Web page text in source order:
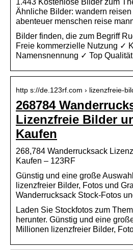
1.443 Kostenlose Bilder zum
Ähnliche Bilder: wandern
abenteuer menschen reise
Bilder finden, die zum Begriff
Freie kommerzielle Nutzung ✓
Namensnennung ✓ Top Qualität
http s://de.123rf.com › lizenzfreie-
268784
Lizenzfreie Bilder
Kaufen
268,784 Wanderrucksack
Kaufen – 123RF
Günstig und eine große
lizenzfreier Bilder, Fotos und
Wanderrucksack Stock-Fotos
Laden Sie Stockfotos zum
herunter. Günstig und eine
Millionen lizenzfreier Bilder,